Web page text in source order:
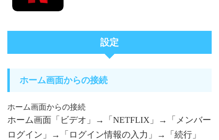
設定
ホーム画面からの接続
ホーム画面からの接続
ホーム画面「ビデオ」→「NETFLIX」→「メンバー
ログイン」→「ログイン情報の入力」→「続行」